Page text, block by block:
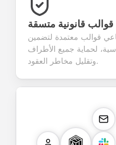
قوالب قانونية متسقة
قوالب معتمدة لتضمين
لحماية جميع الأطراف
وتقليل مخاطر العقود.